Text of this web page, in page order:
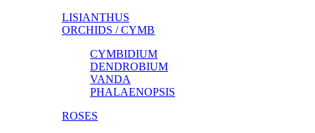
LISIANTHUS
ORCHIDS / CYMB
CYMBIDIUM
DENDROBIUM
VANDA
PHALAENOPSIS
ROSES